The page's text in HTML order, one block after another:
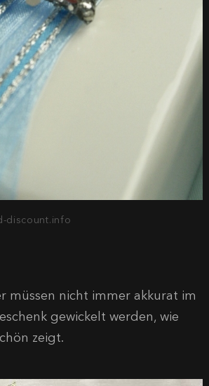
discount.info
müssen nicht immer akkurat im
gewickelt werden, wie
zeigt.